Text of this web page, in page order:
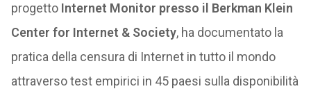
progetto Internet Monitor presso il Berkman Klein
Center for Internet & Society, ha documentato la
pratica della censura di Internet in tutto il mondo
attraverso test empirici in 45 paesi sulla disponibilità